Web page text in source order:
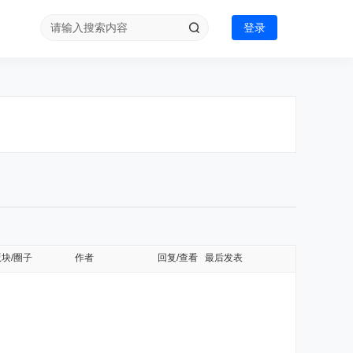
登录
/圈子 作者 回复/查看 最后发表